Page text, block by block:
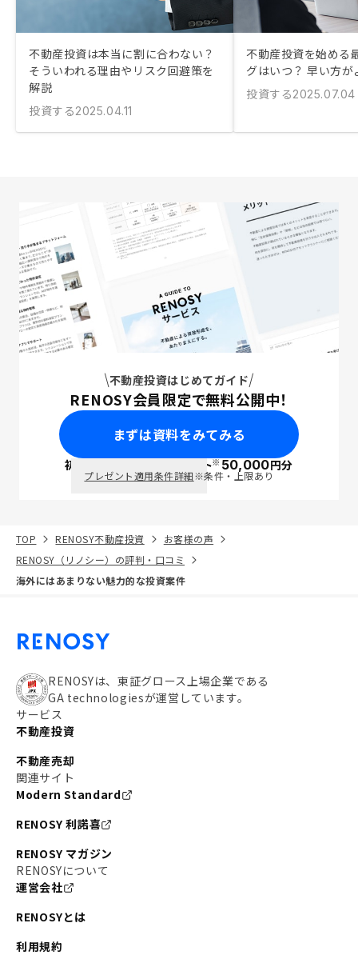
不動産投資は本当に割に合わない？
そういわれる理由やリスク回避策を
解説
投資する2025.04.11
不動産投資を始める
グはいつ？ 早い方
投資する2025.07.04
不動産投資はじめてガイド
RENOSY会員限定で無料公開中！
まずは資料をみてみる
初回面談で ポイント※50,000円分
プレゼント適用条件詳細※条件・上限あり
TOP RENOSY不動産投資
お客様の声
RENOSY（リノシー）の評判・口コミ
海外にはあまりない魅力的な投資案件
RENOSYは、東証グロース上場企業である
GA technologiesが運営しています。
サービス
不動産投資
不動産売却
関連サイト
Modern Standard
RENOSY 利諾喜
RENOSY マガジン
RENOSYについて
運営会社
RENOSYとは
利用規約